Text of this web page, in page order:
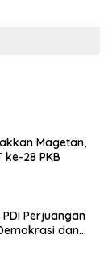
Magetan,
ke-28 PKB
Perjuangan
dan